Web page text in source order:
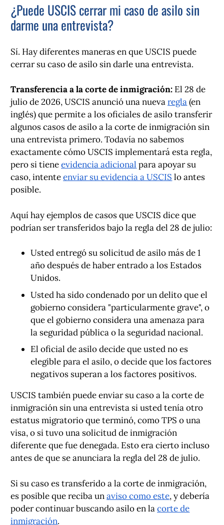
¿Puede USCIS cerrar mi caso de asilo sin
darme una entrevista?
Sí. Hay diferentes maneras en que USCIS puede
cerrar su caso de asilo sin darle una entrevista.
Transferencia a la corte de inmigración: El 28 de
julio de 2026, USCIS anunció una nuevaregla(en
inglés) que permite a los oficiales de asilo transferir
algunos casos de asilo a la corte de inmigración sin
una entrevista primero. Todavía no sabemos
exactamente cómo USCIS implementará esta regla,
pero si tieneevidencia adicional para apoyar su
caso, intenteenviar su evidencia a USCIS lo antes
posible.
Aquí hay ejemplos de casos que USCIS dice que
podrían ser transferidos bajo la regla del 28 de julio:
Usted entregó su solicitud de asilo más de 1
año después de haber entrado a los Estados
Unidos.
Usted ha sido condenado por un delito que el
gobierno considera "particularmente grave", o
que el gobierno considera una amenaza para
la seguridad pública o la seguridad nacional.
El oficial de asilo decide que usted no es
elegible para el asilo, o decide que los factores
negativos superan a los factores positivos.
USCIS también puede enviar su caso a la corte de
inmigración sin una entrevista si usted tenía otro
estatus migratorio que terminó, como TPS o una
visa, o si tuvo una solicitud de inmigración
diferente que fue denegada. Esto era cierto incluso
antes de que se anunciara la regla del 28 de julio.
Si su caso es transferido a la corte de inmigración,
es posible que reciba unaviso como este, y debería
poder continuar buscando asilo en lacorte de
inmigración.